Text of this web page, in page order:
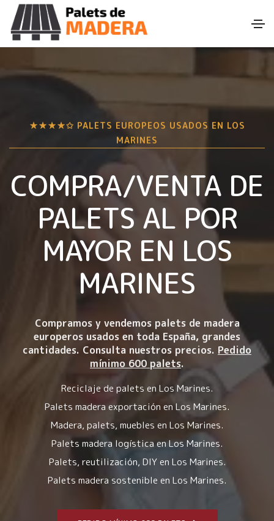
★★★★✩ PALETS EUROPEOS USADOS EN LOS
MARINES
COMPRA/VENTA DE
PALETS AL POR
MAYOR EN LOS
MARINES
Compramos y vendemos palets de madera
europeros usados en toda España, grandes
cantidades. Consulta nuestros precios. Pedido
mínimo 600 palets.
Reciclaje de palets en Los Marines.
Palets madera exportación en Los Marines.
Madera, palets, muebles en Los Marines.
Palets madera logística en Los Marines.
Palets, reutilización, DIY en Los Marines.
Palets madera sostenible en Los Marines.